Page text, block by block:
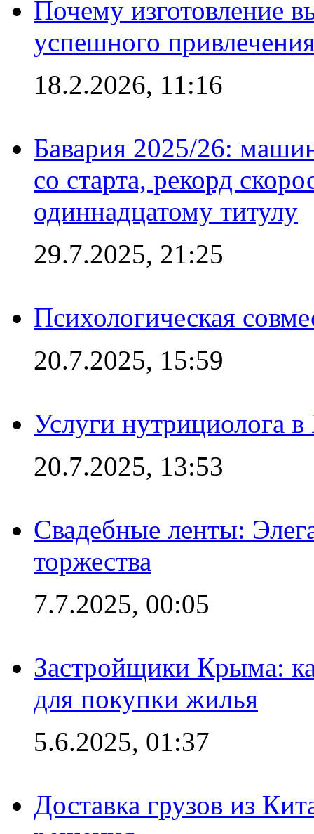
Почему изготовление
успешного
18.2.2026, 11:16
Бавария 2025/26:
со старта, рекорд
одиннадцатому титулу
29.7.2025, 21:25
Психологическая
20.7.2025, 15:59
Услуги нутрициолога
20.7.2025, 13:53
Свадебные ленты:
торжества
7.7.2025, 00:05
Застройщики Крыма:
для покупки жилья
5.6.2025, 01:37
Доставка грузов из